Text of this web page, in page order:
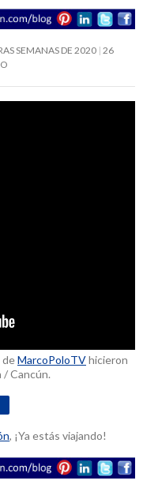
SEMANAS DE 2020 26
deMarcoPoloTVhicieron
/ Cancún.
, ¡Ya estás viajando!